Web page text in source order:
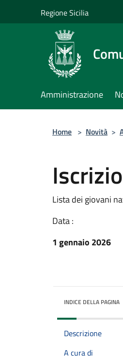
Regione Sicilia
Amministrazione
Home > Novità >
Lista dei giovani
Data :
1 gennaio 2026
INDICE DELLA PAGINA
Descrizione
A cura di